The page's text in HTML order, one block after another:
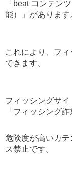
「beat コンテン
能）」があります
これにより、フ
できます。
フィッシングサ
「フィッシング
危険度が高いカ
ス禁止です。